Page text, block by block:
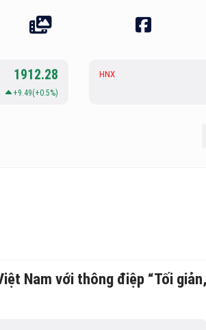
1912.28
+9.49(+0.5%)
HNX
Nam với thông điệp “Tối giản,